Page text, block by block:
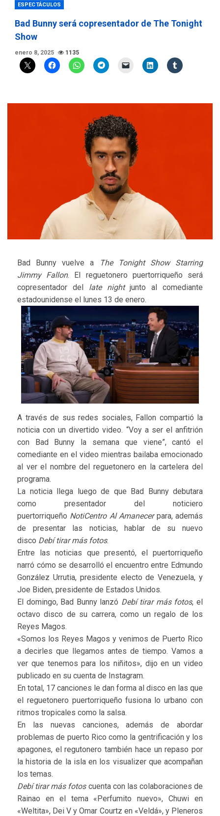
ESPECTÁCULOS
Bad Bunny será copresentador de The Tonight
Show
enero 8, 2025 1135
Bad Bunny vuelve a
The Tonight Show Starring
Jimmy Fallon. El reguetonero puertorriqueño será
copresentador del late nightjunto al comediante
estadounidense el lunes 13 de enero.
A través de sus redes sociales, Fallon compartió la
noticia con un divertido video. “Voy a ser el anfitrión
con Bad Bunny la semana que viene”, cantó el
comediante en el video mientras bailaba emocionado
al ver el nombre del reguetonero en la cartelera del
programa.
La noticia llega luego de que Bad Bunny debutara
como presentador del noticiero
puertorriqueño NotiCentro Al Amanecerpara, además
de presentar las noticias, hablar de su nuevo
disco Debí tirar más fotos.
Entre las noticias que presentó, el puertorriqueño
narró cómo se desarrolló el encuentro entre Edmundo
González Urrutia, presidente electo de Venezuela, y
Joe Biden, presidente de Estados Unidos.
El domingo, Bad Bunny lanzó Debí tirar más fotos, el
octavo disco de su carrera, como un regalo de los
Reyes Magos.
«Somos los Reyes Magos y venimos de Puerto Rico
a decirles que llegamos antes de tiempo. Vamos a
ver que tenemos para los niñitos», dijo en un video
publicado en su cuenta de Instagram.
En total, 17 canciones le dan forma al disco en las que
el reguetonero puertorriqueño fusiona lo urbano con
ritmos tropicales como la salsa.
En las nuevas canciones, además de abordar
problemas de puerto Rico como la gentrificación y los
apagones, el regutonero también hace un repaso por
la historia de la isla en los visualizer que acompañan
los temas.
Debí tirar más fotoscuenta con las colaboraciones de
Rainao en el tema «Perfumito nuevo», Chuwi en
«Weltita», Dei V y Omar Courtz en «Veldá», y Pleneros